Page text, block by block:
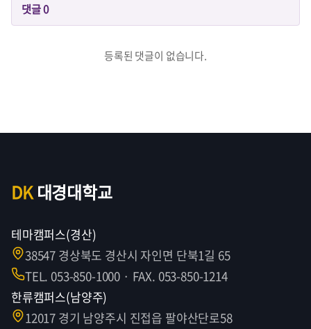
댓글0
등록된 댓글이 없습니다.
DK대경대학교
테마캠퍼스(경산)
38547 경상북도 경산시 자인면 단북1길 65
TEL. 053-850-1000 · FAX. 053-850-1214
한류캠퍼스(남양주)
12017 경기 남양주시 진접읍 팔야산단로58